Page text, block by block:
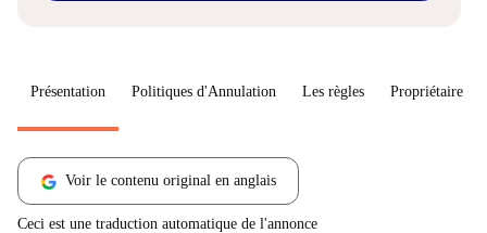
Présentation Politiques d'Annulation Les règles Propriétaire
Voir le contenu original en anglais
Ceci est une traduction automatique de l'annonce